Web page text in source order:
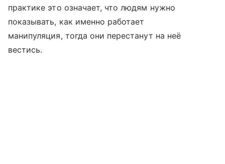
практике это означает, что людям нужно
показывать, как именно работает
манипуляция, тогда они перестанут на неё
вестись.